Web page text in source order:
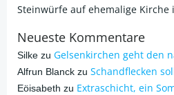
Steinwürfe auf ehemalige Kirche
Neueste Kommentare
Silke zu Gelsenkirchen geht den
Alfrun Blanck zu Schandflecken
Eöisabeth zu Extraschicht, ein